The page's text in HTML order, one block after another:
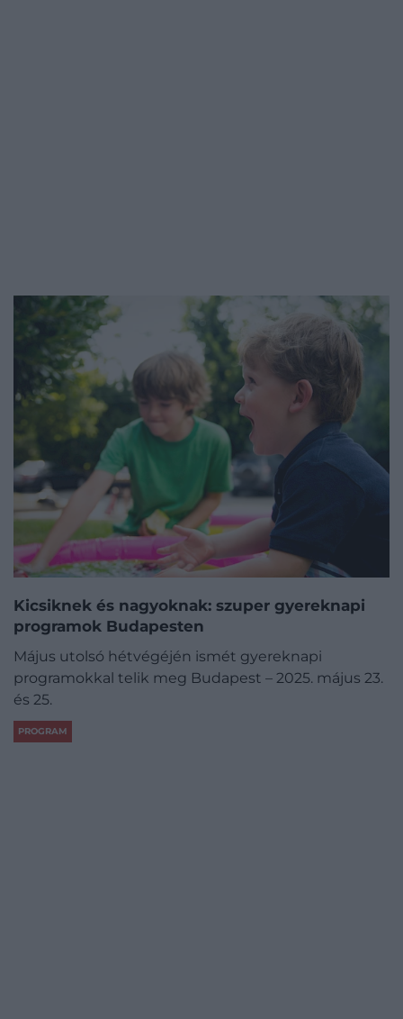
Kicsiknek és nagyoknak: szuper gyereknapi
programok Budapesten
Május utolsó hétvégéjén ismét gyereknapi
programokkal telik meg Budapest – 2025. május 23.
és 25.
PROGRAM